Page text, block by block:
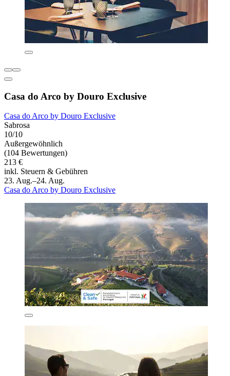
Casa do Arco by Douro Exclusive
Casa do Arco by Douro Exclusive
Sabrosa
10/10
Außergewöhnlich
(104 Bewertungen)
213 €
inkl. Steuern & Gebühren
23. Aug.–24. Aug.
Casa do Arco by Douro Exclusive